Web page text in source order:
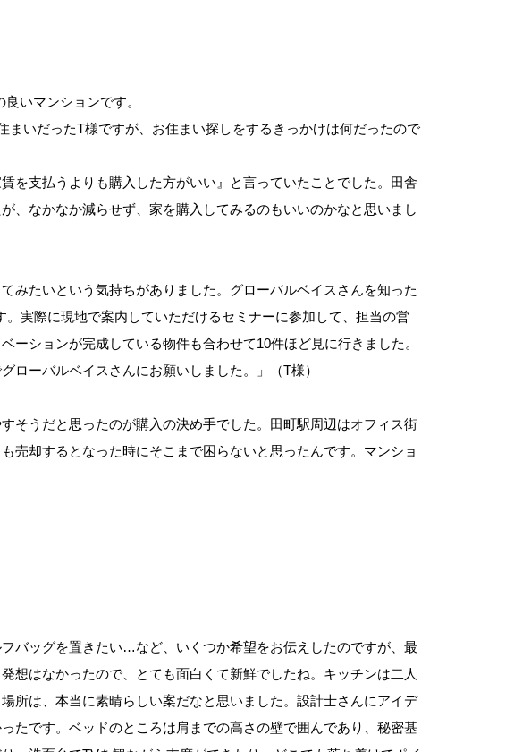
いマンションです。
いだったT様ですが、お住まい探しをするきっかけは何だったので
を支払うよりも購入した方がいい』と言っていたことでした。田舎
、なかなか減らせず、家を購入してみるのもいいのかなと思いまし
みたいという気持ちがありました。グローバルベイスさんを知った
実際に現地で案内していただけるセミナーに参加して、担当の営
ションが完成している物件も合わせて10件ほど見に行きました。
ローバルベイスさんにお願いしました。」（T様）
そうだと思ったのが購入の決め手でした。田町駅周辺はオフィス街
売却するとなった時にそこまで困らないと思ったんです。マンショ
バッグを置きたい…など、いくつか希望をお伝えしたのですが、最
想はなかったので、とても面白くて新鮮でしたね。キッチンは二人
所は、本当に素晴らしい案だなと思いました。設計士さんにアイデ
たです。ベッドのところは肩までの高さの壁で囲んであり、秘密基